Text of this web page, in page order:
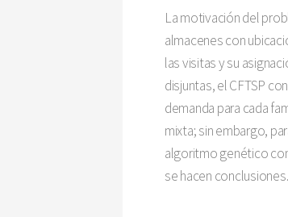
La motivación del
almacenes con
las visitas y su
disjuntas, el CFTSP
demanda para cada
mixta; sin embargo,
algoritmo genético
se hacen conclusiones.